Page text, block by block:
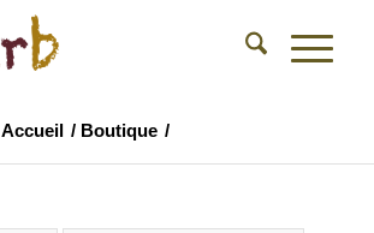
Accueil / Boutique /